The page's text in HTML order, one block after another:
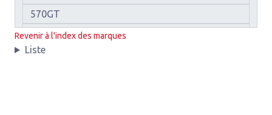
Revenir à l'index des marques
Liste